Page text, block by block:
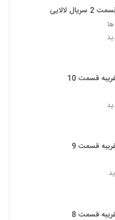
لالایی
قسمت 10
قسمت 9
قسمت 8